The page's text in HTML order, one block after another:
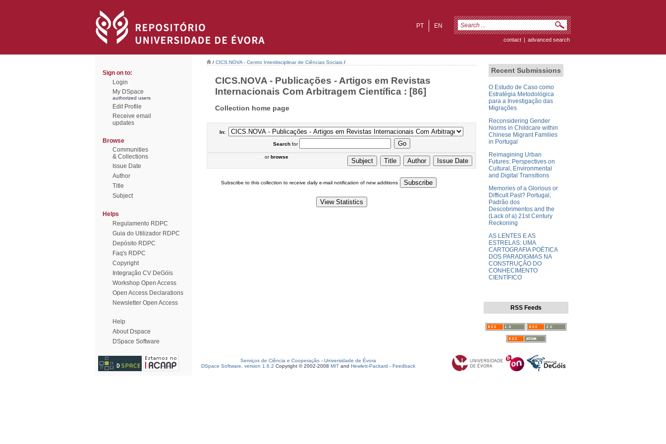
EN
PT
contact | advanced search
Sign on to:
Login
My DSpace
authorized users
Edit Profile
Receive email
updates
Browse
Communities
& Collections
Issue Date
Author
Title
Subject
Helps
Regulamento RDPC
Guia do Utilizador RDPC
Depósito RDPC
Faq's RDPC
Copyright
Integração CV DeGóis
Workshop Open Access
Open Access Declarations
Newsletter Open Access
Help
About Dspace
DSpace Software
/ CICS.NOVA - Centro Interdisciplinar de Ciências Sociais /
CICS.NOVA - Publicações - Artigos em Revistas
Internacionais Com Arbitragem Científica : [86]
Collection home page
In:
Searchfor
orbrowse
Subscribe to this collection to receive daily e-mail notification of new additions
Recent Submissions
O Estudo de Caso como
Estratégia Metodológica
para a Investigação das
Migrações
Reconsidering Gender
Norms in Childcare within
Chinese Migrant Families
in Portugal
Reimagining Urban
Futures: Perspectives on
Cultural, Environmental
and Digital Transitions
Memories of a Glorious or
Difficult Past? Portugal,
Padrão dos
Descobrimentos and the
(Lack of a) 21st Century
Reckoning
AS LENTES E AS
ESTRELAS: UMA
CARTOGRAFIA POÉTICA
DOS PARADIGMAS NA
CONSTRUÇÃO DO
CONHECIMENTO
CIENTÍFICO
RSS Feeds
Serviços de Ciência e Cooperação - Universidade de Évora
DSpace Software, version 1.6.2 Copyright © 2002-2008 MIT and Hewlett-Packard - Feedback